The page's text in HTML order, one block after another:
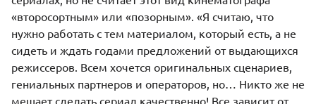
«второсортным» или «позорным». «Я считаю, что
нужно работать с тем материалом, который есть, а не
сидеть и ждать годами предложений от выдающихся
режиссеров. Всем хочется оригинальных сценариев,
гениальных партнеров и операторов, но… Никто же не
мешает сделать сериал качественно! Все зависит от